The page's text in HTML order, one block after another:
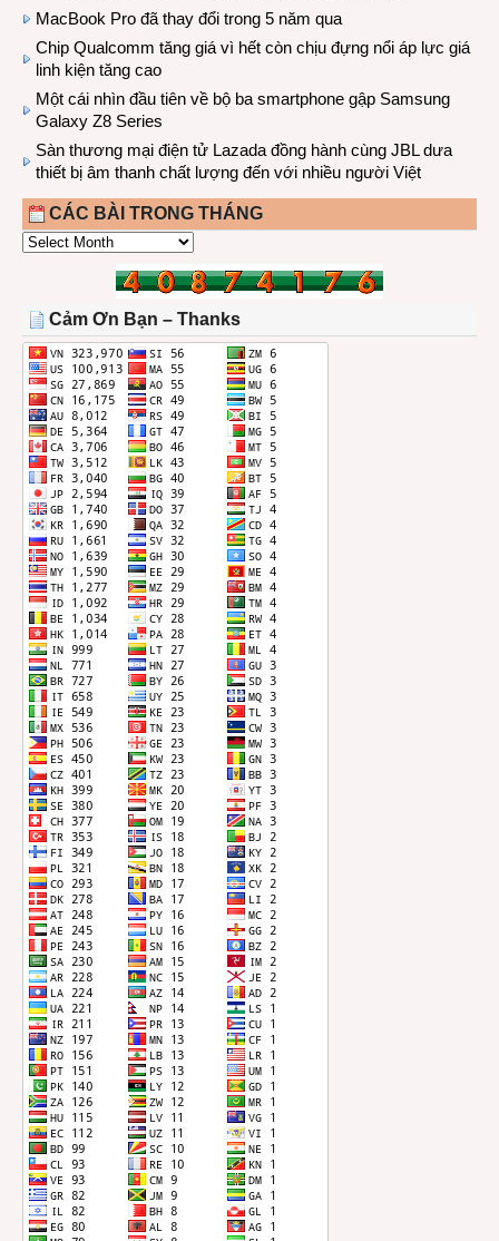
MacBook Pro đã thay đổi trong 5 năm qua
Chip Qualcomm tăng giá vì hết còn chịu đựng nổi áp lực giá
linh kiện tăng cao
Một cái nhìn đầu tiên về bộ ba smartphone gập Samsung
Galaxy Z8 Series
Sàn thương mại điện tử Lazada đồng hành cùng JBL dưa
thiết bị âm thanh chất lượng đến với nhiều người Việt
CÁC BÀI TRONG THÁNG
CÁC
THÁNG
Cảm Ơn Bạn – Thanks